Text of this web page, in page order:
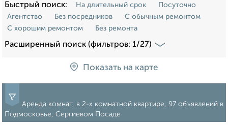
Быстрый поиск: На длительный срок
Посуточно
Агентство
Без посредников
С обычным ремонтом
С хорошим ремонтом
Без ремонта
Расширенный поиск (фильтров: 1/27)
Показать на карте
Аренда комнат, в 2-х комнатной квартире, 97 объявлений в
Подмосковье, Сергиевом Посаде